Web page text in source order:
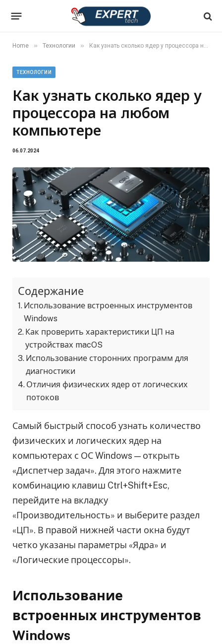
Home » Технологии » Как узнать сколько ядер у процессора на любом компьютере
ТЕХНОЛОГИИ
Как узнать сколько ядер у
процессора на любом
компьютере
06.07.2024
Содержание
Использование встроенных инструментов
Windows
Как проверить характеристики ЦП на
устройствах macOS
Использование сторонних программ для
диагностики
Отличия физических ядер от логических
потоков
Самый быстрый способ узнать количество
физических и логических ядер на
компьютерах с ОС Windows — открыть
«Диспетчер задач». Для этого нажмите
комбинацию клавиш Ctrl+Shift+Esc,
перейдите на вкладку
«Производительность» и выберите раздел
«ЦП». В правой нижней части окна будут
четко указаны параметры «Ядра» и
«Логические процессоры».
Использование
встроенных инструментов
Windows